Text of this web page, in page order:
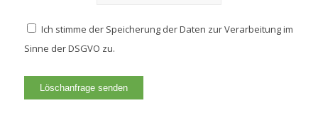
Ich stimme der Speicherung der Daten zur Verarbeitung im
Sinne der DSGVO zu.